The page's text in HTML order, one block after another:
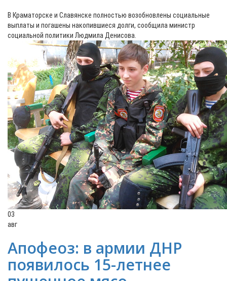
В Краматорске и Славянске полностью возобновлены социальные
выплаты и погашены накопившиеся долги, сообщила министр
социальной политики Людмила Денисова.
03
авг
Апофеоз: в армии ДНР
появилось 15-летнее